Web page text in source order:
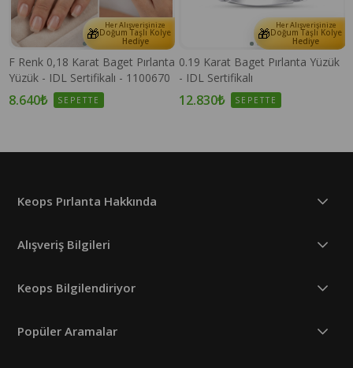
🎁 Her Alışverişinize
Doğum Taşlı Kolye
Hediye
F Renk 0,18 Karat Baget Pırlanta
Yüzük - IDL Sertifikalı - 1100670
8.640₺ SEPETTE
🎁 Her Alışverişinize
Doğum Taşlı Kolye
Hediye
0.19 Karat Baget Pırlanta Yüzük
- IDL Sertifikalı
12.830₺ SEPETTE
Keops Pırlanta Hakkında
Alışveriş Bilgileri
Keops Bilgilendiriyor
Popüler Aramalar